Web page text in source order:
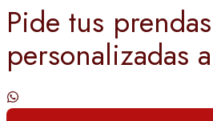
Pide tus prendas
personalizadas